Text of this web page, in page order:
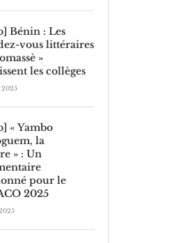
Bénin : Les
vous littéraires
»
les collèges
2025
« Yambo
la
» : Un
pour le
2025